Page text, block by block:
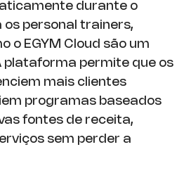
durante o
os personal trainers,
o EGYM Cloud são um
plataforma permite que os
mais clientes
programas baseados
fontes de receita,
sem perder a